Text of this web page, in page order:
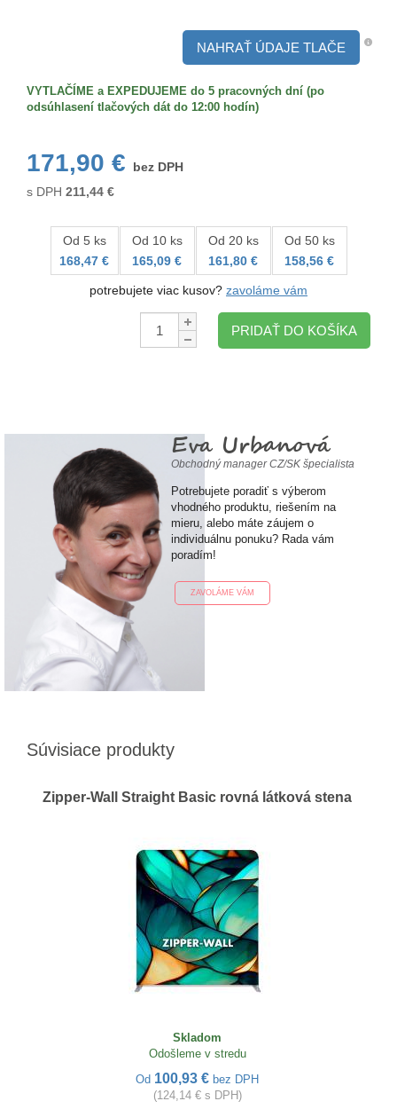
NAHRAŤ ÚDAJE TLAČE
VYTLAČÍME a EXPEDUJEME do 5 pracovných dní (po
odsúhlasení tlačových dát do 12:00 hodín)
171,90 €
bez DPH
s DPH 211,44 €
Od 5 ks
168,47 €
Od 10 ks
165,09 €
Od 20 ks
161,80 €
Od 50 ks
158,56 €
potrebujete viac kusov? zavoláme vám
Množstvo:
PRIDAŤ DO KOŠÍKA
Eva Urbanová
Obchodný manager CZ/SK špecialista
Potrebujete poradiť s výberom
vhodného produktu, riešením na
mieru, alebo máte záujem o
individuálnu ponuku? Rada vám
poradím!
ZAVOLÁME VÁM
Súvisiace produkty
Zipper-Wall Straight Basic rovná látková stena
Skladom
Odošleme v stredu
Od 100,93 € bez DPH
(124,14 € s DPH)